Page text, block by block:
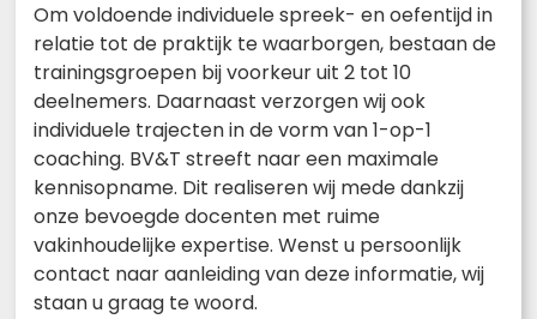
Om voldoende individuele spreek- en oefentijd in
relatie tot de praktijk te waarborgen, bestaan de
trainingsgroepen bij voorkeur uit 2 tot 10
deelnemers. Daarnaast verzorgen wij ook
individuele trajecten in de vorm van 1-op-1
coaching. BV&T streeft naar een maximale
kennisopname. Dit realiseren wij mede dankzij
onze bevoegde docenten met ruime
vakinhoudelijke expertise. Wenst u persoonlijk
contact naar aanleiding van deze informatie, wij
staan u graag te woord.